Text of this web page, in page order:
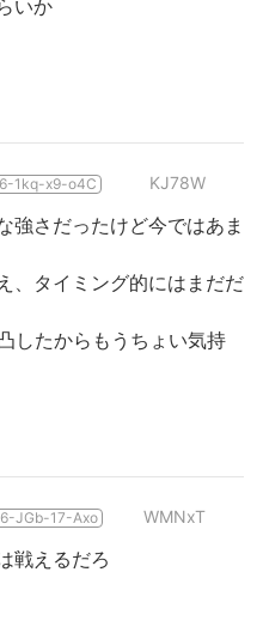
いか
1kq-x9-o4C KJ78W
強さだったけど今ではあま
、タイミング的にはまだだ
したからもうちょい気持
JGb-17-Axo WMNxT
戦えるだろ